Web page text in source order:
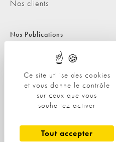
Ce site utilise des cookies
et vous donne le contrôle
sur ceux que vous
souhaitez activer
Tout accepter
Nos clients
Nos Publications
Les Podcasts de L'ObSoCo
L'ObSoCo dans les médias
Contacts
Nous contacter
Politique de cookies